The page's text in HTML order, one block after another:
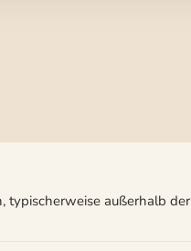
typischerweise außerhalb der